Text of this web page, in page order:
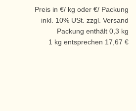
Preis in €/ kg oder €/ Packung
inkl. 10% USt. zzgl. Versand
Packung enthält 0,3 kg
1 kg entsprechen 17,67 €